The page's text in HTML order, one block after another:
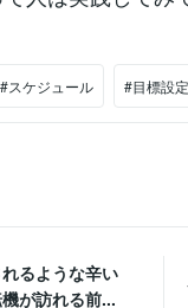
#スケジュール #目標設定
れるような辛い
が訪れる前...